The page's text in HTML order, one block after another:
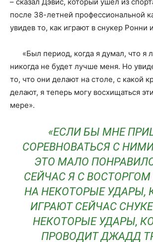
– сказал Дэвис, который ушел из
после 38-летней профессиональной
увидев то, как играют в снукер
«Был период, когда я думал, что я
никогда не будет лучше меня. Но
то, что они делают на столе, с какой
делают, я теперь могу восхищаться
мере».
«ЕСЛИ БЫ МНЕ
СОРЕВНОВАТЬСЯ С
ЭТО МАЛО
СЕЙЧАС Я С
НА НЕКОТОРЫЕ УДАРЫ,
ИГРАЮТ СЕЙЧАС
НЕКОТОРЫЕ УДАРЫ,
ПРОВОДИТ ДЖАДД